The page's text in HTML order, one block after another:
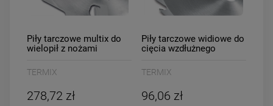
Piły tarczowe multix do
wielopił z nożami
wyrzutnikiem wiórów
TERMIX
278,72 zł
Piły tarczowe widiowe do
cięcia wzdłużnego
TERMIX
96,06 zł